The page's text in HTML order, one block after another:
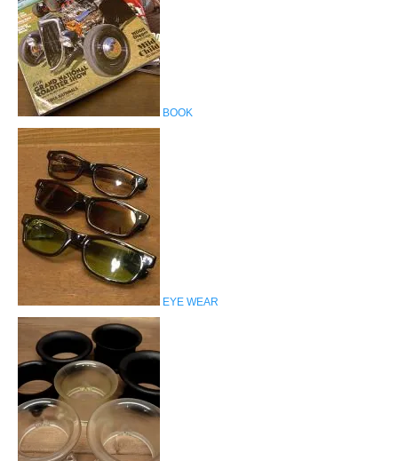
BOOK
EYE WEAR